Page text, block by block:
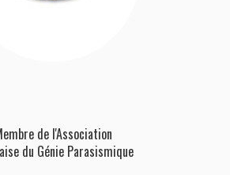
de l'Association
du Génie Parasismique